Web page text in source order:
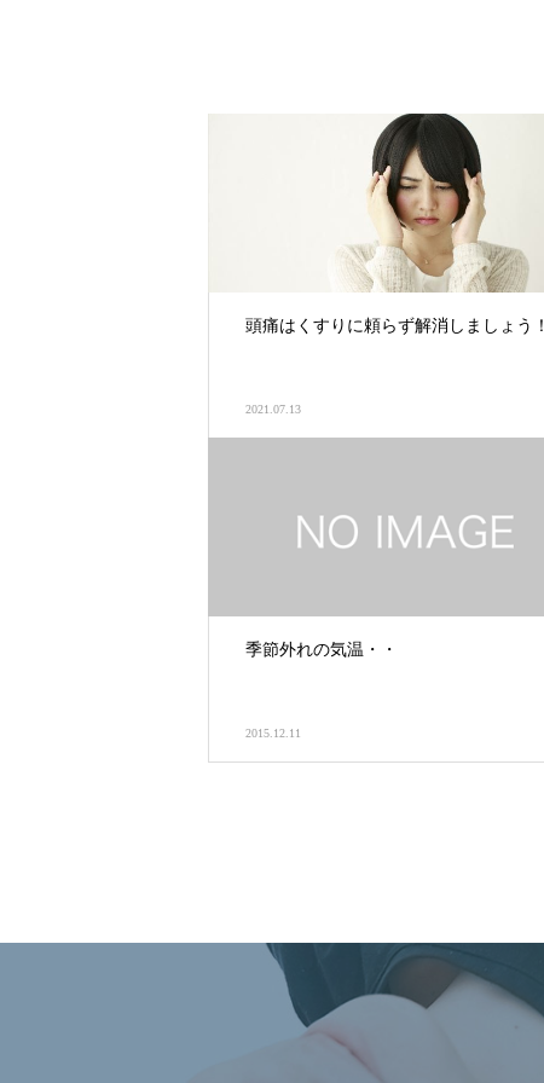
頭痛はくすりに頼らず解消しましょう！
2021.07.13
季節外れの気温・・
2015.12.11